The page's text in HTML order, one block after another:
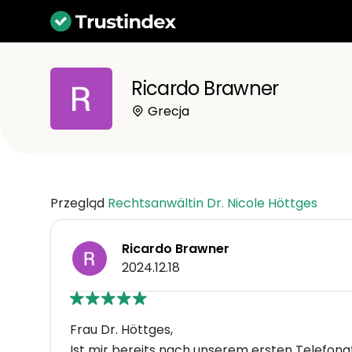
Ricardo Brawner
Grecja
Przegląd Rechtsanwältin Dr. Nicole Höttges
Ricardo Brawner
2024.12.18
Frau Dr. Höttges,